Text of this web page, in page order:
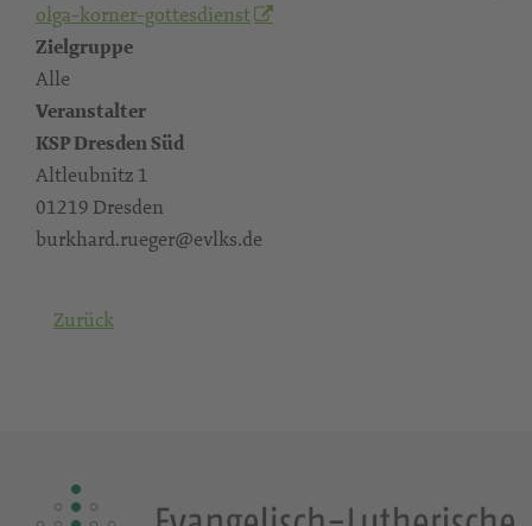
olga-korner-gottesdienst
Zielgruppe
Alle
Veranstalter
KSP Dresden Süd
Altleubnitz 1
01219 Dresden
burkhard.rueger@evlks.de
Zurück